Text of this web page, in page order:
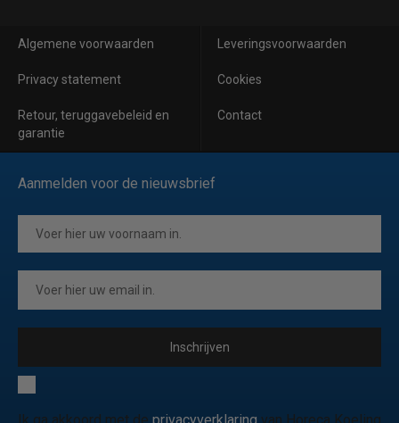
Algemene voorwaarden Leveringsvoorwaarden
Privacy statement Cookies
Retour, teruggavebeleid en
garantie
Contact
Aanmelden voor de nieuwsbrief
Inschrijven
Ik ga akkoord met de privacyverklaring van Horeca Koeling